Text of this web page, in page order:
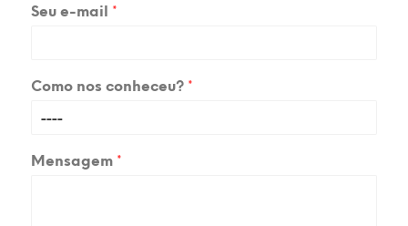
Seu e-mail *
Como nos conheceu? *
Mensagem *